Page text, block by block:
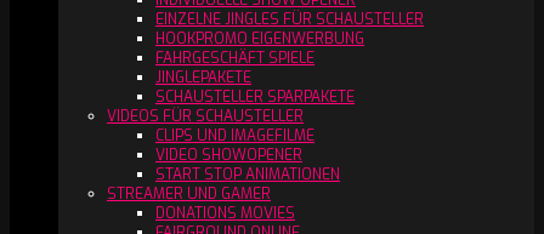
EINZELNE JINGLES FÜR SCHAUSTELLER
HOOKPROMO EIGENWERBUNG
FAHRGESCHÄFT SPIELE
JINGLEPAKETE
SCHAUSTELLER SPARPAKETE
VIDEOS FÜR SCHAUSTELLER
CLIPS UND IMAGEFILME
VIDEO SHOWOPENER
START STOP ANIMATIONEN
STREAMER UND GAMER
DONATIONS MOVIES